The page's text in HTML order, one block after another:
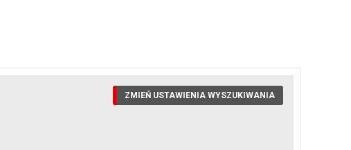
ZMIEŃ USTAWIENIA WYSZUKIWANIA